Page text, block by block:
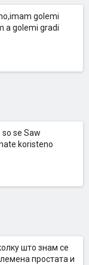
golemi
a golemi gradi
se Saw
koristeno
што знам се
простата и